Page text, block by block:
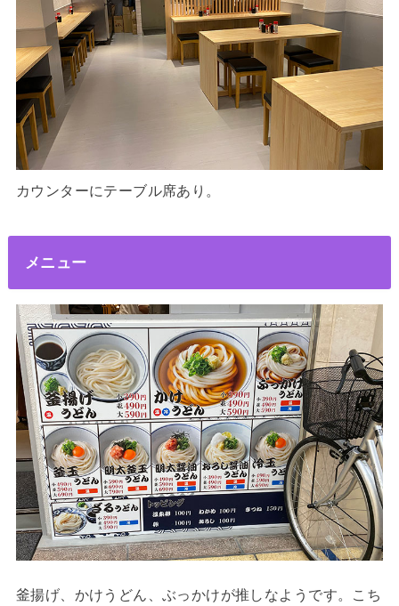
カウンターにテーブル席あり。
メニュー
釜揚げ、かけうどん、ぶっかけが推しなようです。こち